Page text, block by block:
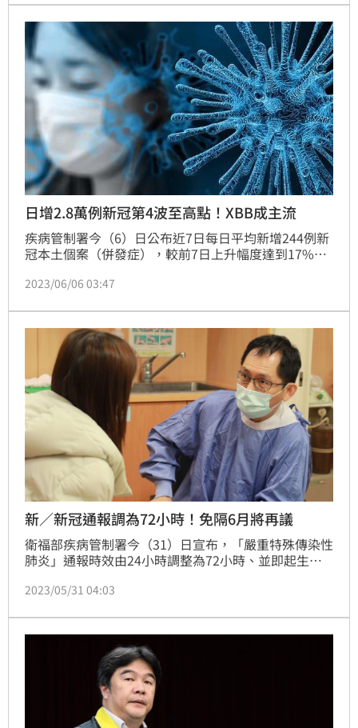
影響。建議可透過「專注力測驗」及早檢測，若出現異
常時應接受藥物治療，同時調整生活作息來改善。（記
者：簡浩正）
日增2.8萬例新冠第4波至高點！XBB成主流
疾病管制署今（6）日公布近7日每日平均新增244例新
冠本土個案（併發症），較前7日上升幅度達到17%，
近四週監測總計，本土檢出病毒株XBB佔65%，已為主
2.3萬至2.8萬人次，研判新冠輕症疫情已到「最高
點」，未來2週仍需觀察走向，才知疫情有沒有反轉跡
象。（記者：簡浩正）
2023/06/06 03:47
新／新冠通報調為72小時！免隔6月將再議
衛福部疾病管制署今（31）日宣布，「嚴重特殊傳染性
肺炎」通報時效由24小時調整為72小時、並即起生
與醫療人員的行政負擔。（記者：簡浩正）
2023/05/31 04:03